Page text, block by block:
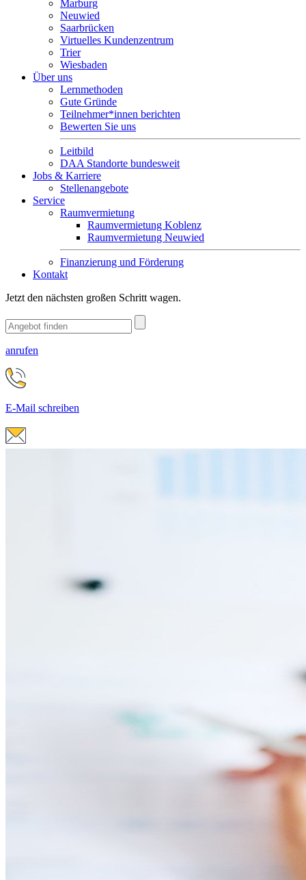
Marburg
Neuwied
Saarbrücken
Virtuelles Kundenzentrum
Trier
Wiesbaden
Über uns
Lernmethoden
Gute Gründe
Teilnehmer*innen berichten
Bewerten Sie uns
Leitbild
DAA Standorte bundesweit
Jobs & Karriere
Stellenangebote
Service
Raumvermietung
Raumvermietung Koblenz
Raumvermietung Neuwied
Finanzierung und Förderung
Kontakt
Jetzt den nächsten großen Schritt wagen.
anrufen
E-Mail schreiben